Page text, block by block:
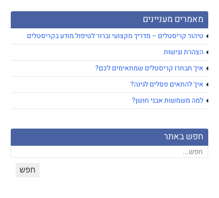
מאמרים מעניינים
טיהור קריסטלים – מדריך מקצועי וברור לטיפול מודע בקריסטלים
הצהרת נגישות
איך תבחרו קריסטלים שמתאימים לכם?
איך להתאים פסלים לגינה?
למה משמשות אבני חושן?
חפש באתר